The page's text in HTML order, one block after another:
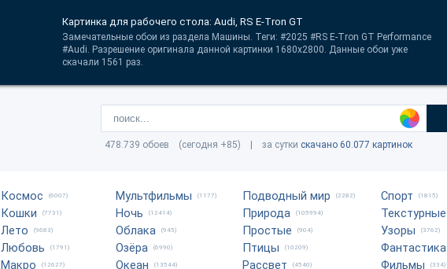
Картинка для рабочего стола: Audi, RS E-Tron GT
Замечательные обои из раздела Машины. Теги: #2025 #RS E-Tron GT Performance
#Audi. Разрешение оригинала данной картинки 1680x2800. Данные обои уже
скачали 1561 раз.
478.739 обоев (сегодня +85) | за сутки скачано 60.077 картинок
Космос (6007)
Кошки (7731)
Лето (9683)
Любовь (1791)
Макро (12627)
Мультфильмы (1177)
Ночь (12414)
Облака (945)
Озёра (6990)
Океан (13544)
Подводный мир (2282)
Природа (105994)
Простые (904)
Птицы (10209)
Рассвет (4540)
Спорт (1815)
Текстурные
Узоры (3762)
Фантастика
Фильмы (334)